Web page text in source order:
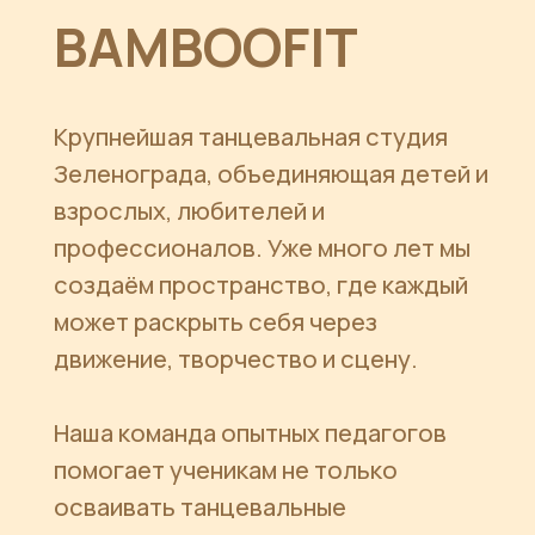
создаём пространство, где каждый
может раскрыть себя через
Наша команда опытных педагогов
помогает ученикам не только
осваивать танцевальные
направления, но и развивать
уверенность в себе, дисциплину и
любовь к искусству.
Это сообщество, вдохновение и
место, куда хочется возвращаться.